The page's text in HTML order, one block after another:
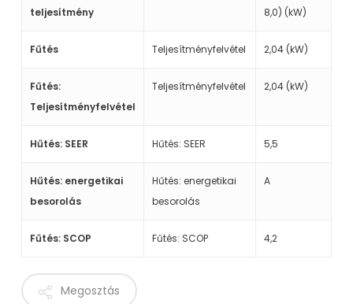
teljesítmény
8,0) (kW)
Fűtés Teljesítményfelvétel 2,04 (kW)
Fűtés:
Teljesítményfelvétel
Teljesítményfelvétel 2,04 (kW)
Hűtés: SEER Hűtés: SEER 5,5
Hűtés: energetikai
besorolás
Hűtés: energetikai
besorolás
A
Fűtés: SCOP Fűtés: SCOP 4,2
Megosztás